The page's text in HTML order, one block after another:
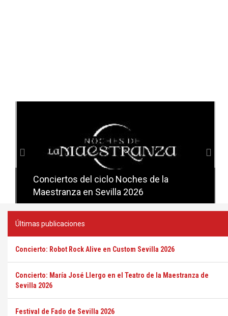
Conciertos del ciclo Noches de la
Maestranza en Sevilla 2026
Conciertos del ciclo Candlelight en
Sevilla
Últimas publicaciones
Concierto: Robot Rock Alive en Custom Sevilla 2026
Concierto: María José Llergo en el Teatro de la Maestranza de
Sevilla 2026
Festival de Fado de Sevilla 2026